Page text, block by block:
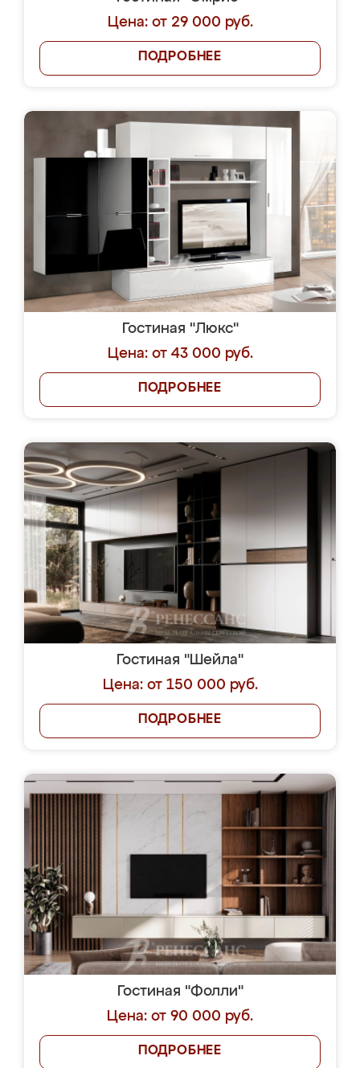
Цена: от 29 000 руб.
ПОДРОБНЕЕ
Гостиная "Люкс"
Цена: от 43 000 руб.
ПОДРОБНЕЕ
Гостиная "Шейла"
Цена: от 150 000 руб.
ПОДРОБНЕЕ
Гостиная "Фолли"
Цена: от 90 000 руб.
ПОДРОБНЕЕ